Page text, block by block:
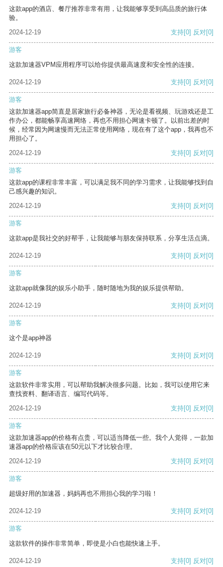
这款app的酒店、餐厅推荐非常有用，让我能够享受到高品质的旅行体
验。
2024-12-19
支持[0] 反对[0]
游客
这款加速器VPM应用程序可以给你提供最高速度和安全性的连接。
2024-12-19 支持[0] 反对[0]
游客
这款加速器app简直是居家旅行必备神器，无论是看视频、玩游戏还是工
作办公，都能畅享高速网络，再也不用担心网速卡顿了。以前出差的时
候，经常因为网速慢而无法正常使用网络，现在有了这个app，我再也不
用担心了。
2024-12-19
支持[0] 反对[0]
游客
这款app的课程非常丰富，可以满足我不同的学习需求，让我能够找到自
己感兴趣的知识。
2024-12-19
支持[0] 反对[0]
游客
这款app是我社交的好帮手，让我能够与朋友保持联系，分享生活点滴。
2024-12-19 支持[0] 反对[0]
游客
这款app就像我的娱乐小助手，随时随地为我的娱乐提供帮助。
2024-12-19 支持[0] 反对[0]
游客
这个是app神器
2024-12-19 支持[0] 反对[0]
游客
这款软件非常实用，可以帮助我解决很多问题。比如，我可以使用它来
查找资料、翻译语言、编写代码等。
2024-12-19
支持[0] 反对[0]
游客
这款加速器app的价格有点贵，可以适当降低一些。我个人觉得，一款加
速器app的价格应该在50元以下才比较合理。
2024-12-19
支持[0] 反对[0]
游客
超级好用的加速器，妈妈再也不用担心我的学习啦！
2024-12-19 支持[0] 反对[0]
游客
这款软件的操作非常简单，即使是小白也能快速上手。
2024-12-19 支持[0] 反对[0]